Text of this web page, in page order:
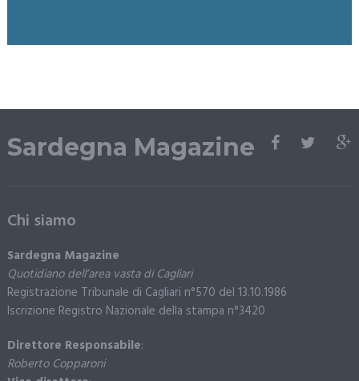
Sardegna Magazine
Chi siamo
Sardegna Magazine
Quotidiano dell’area vasta di Cagliari
Registrazione Tribunale di Cagliari n°570 del 13.10.1986
Iscrizione Registro Nazionale della stampa n°3420
Direttore Responsabile:
Roberto Copparoni